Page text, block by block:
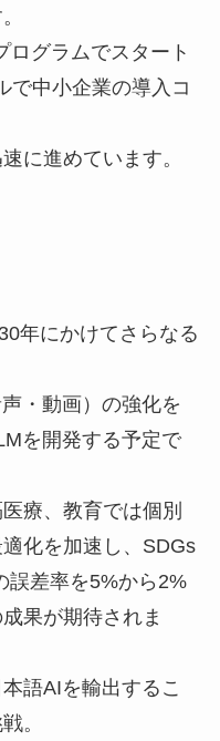
ログラムでスタート
で中小企業の導入コ
に進めています。
年にかけてさらなる
・動画）の強化を
を開発する予定で
療、教育では個別
化を加速し、SDGs
誤差率を5%から2%
果が期待されま
語AIを輸出するこ
。